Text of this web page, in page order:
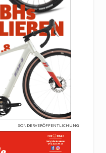
SONDERVERÖFFENTLICHUNG